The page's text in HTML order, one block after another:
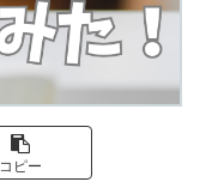
コピー